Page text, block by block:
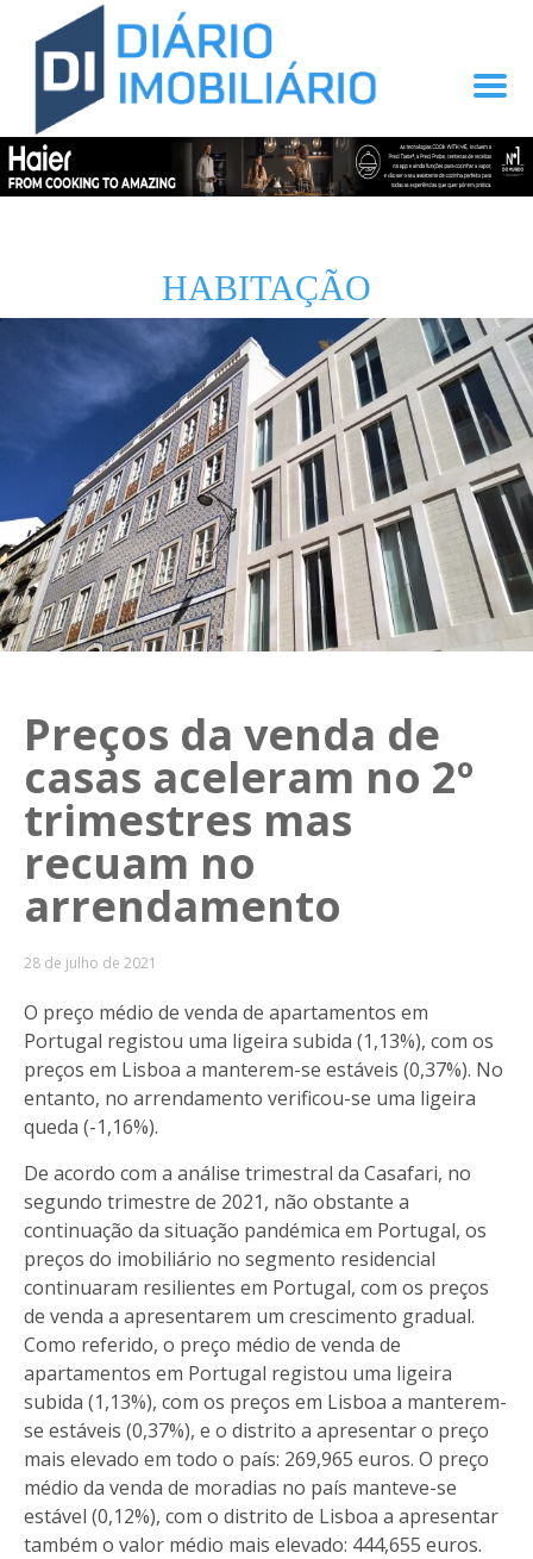
HABITAÇÃO
Preços da venda de
casas aceleram no 2º
trimestres mas
recuam no
arrendamento
28 de julho de 2021
O preço médio de venda de apartamentos em
Portugal registou uma ligeira subida (1,13%), com os
preços em Lisboa a manterem-se estáveis (0,37%). No
entanto, no arrendamento verificou-se uma ligeira
queda (-1,16%).
De acordo com a análise trimestral da Casafari, no
segundo trimestre de 2021, não obstante a
continuação da situação pandémica em Portugal, os
preços do imobiliário no segmento residencial
continuaram resilientes em Portugal, com os preços
de venda a apresentarem um crescimento gradual.
Como referido, o preço médio de venda de
apartamentos em Portugal registou uma ligeira
subida (1,13%), com os preços em Lisboa a manterem-
se estáveis (0,37%), e o distrito a apresentar o preço
mais elevado em todo o país: 269,965 euros. O preço
médio da venda de moradias no país manteve-se
estável (0,12%), com o distrito de Lisboa a apresentar
também o valor médio mais elevado: 444,655 euros.